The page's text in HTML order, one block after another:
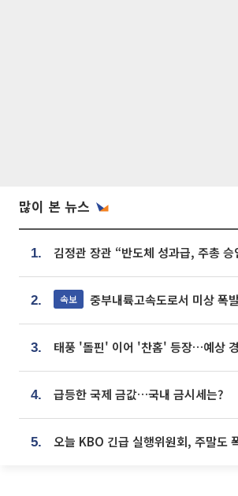
많이 본 뉴스
1.
2. 속보 중부내륙고속도로서 미상 폭
3.
4. 급등한 국제 금값…국내 금시세는?
5. 오늘 KBO 긴급 실행위원회, 주말도